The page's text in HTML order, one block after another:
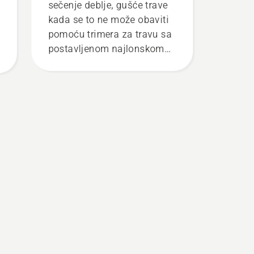
sečenje deblje, gušće trave
kada se to ne može obaviti
pomoću trimera za travu sa
postavljenom najlonskom